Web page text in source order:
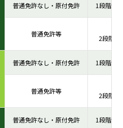
普通免許なし・原付免許 1段階10
普通免許等
2段階1
普通免許なし・原付免許 1段階10
普通免許等
2段階1
普通免許なし・原付免許 1段階10